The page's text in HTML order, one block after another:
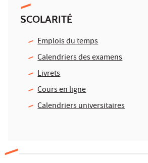
SCOLARITÉ
Emplois du temps
Calendriers des examens
Livrets
Cours en ligne
Calendriers universitaires